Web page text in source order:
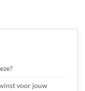
voor jouw